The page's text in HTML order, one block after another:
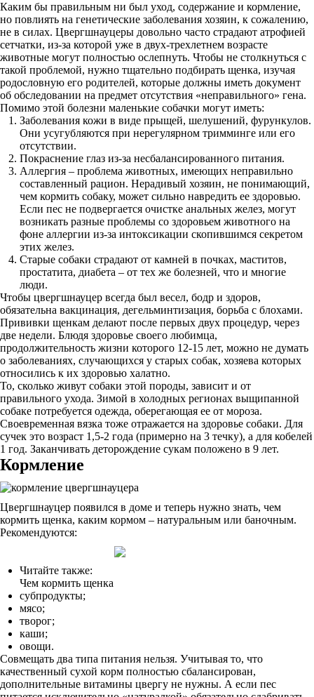
Каким бы правильным ни был уход, содержание и кормление,
но повлиять на генетические заболевания хозяин, к сожалению,
не в силах. Цвергшнауцеры довольно часто страдают атрофией
сетчатки, из-за которой уже в двух-трехлетнем возрасте
животные могут полностью ослепнуть. Чтобы не столкнуться с
такой проблемой, нужно тщательно подбирать щенка, изучая
родословную его родителей, которые должны иметь документ
об обследовании на предмет отсутствия «неправильного» гена.
Помимо этой болезни маленькие собачки могут иметь:
Заболевания кожи в виде прыщей, шелушений, фурункулов.
Они усугубляются при нерегулярном тримминге или его
отсутствии.
Покраснение глаз из-за несбалансированного питания.
Аллергия – проблема животных, имеющих неправильно
составленный рацион. Нерадивый хозяин, не понимающий,
чем кормить собаку, может сильно навредить ее здоровью.
Если пес не подвергается очистке анальных желез, могут
возникать разные проблемы со здоровьем животного на
фоне аллергии из-за интоксикации скопившимся секретом
этих желез.
Старые собаки страдают от камней в почках, маститов,
простатита, диабета – от тех же болезней, что и многие
люди.
Чтобы цвергшнауцер всегда был весел, бодр и здоров,
обязательна вакцинация, дегельминтизация, борьба с блохами.
Прививки щенкам делают после первых двух процедур, через
две недели. Блюдя здоровье своего любимца,
продолжительность жизни которого 12-15 лет, можно не думать
о заболеваниях, случающихся у старых собак, хозяева которых
относились к их здоровью халатно.
То, сколько живут собаки этой породы, зависит и от
правильного ухода. Зимой в холодных регионах выщипанной
собаке потребуется одежда, оберегающая ее от мороза.
Своевременная вязка тоже отражается на здоровье собаки. Для
сучек это возраст 1,5-2 года (примерно на 3 течку), а для кобелей
1 год. Заканчивать деторождение сукам положено в 9 лет.
Кормление
Цвергшнауцер появился в доме и теперь нужно знать, чем
кормить щенка, каким кормом – натуральным или баночным.
Рекомендуются:
Читайте также:
Чем кормить щенка
субпродукты;
мясо;
творог;
каши;
овощи.
Совмещать два типа питания нельзя. Учитывая то, что
качественный сухой корм полностью сбалансирован,
дополнительные витамины цвергу не нужны. А если пес